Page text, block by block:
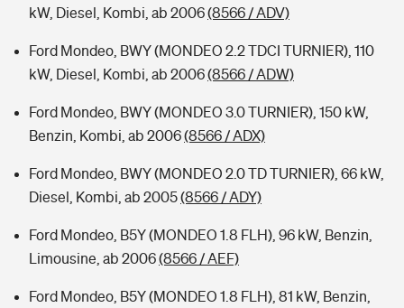
kW, Diesel, Kombi, ab 2006(8566 / ADV)
Ford Mondeo, BWY (MONDEO 2.2 TDCI TURNIER), 110
kW, Diesel, Kombi, ab 2006(8566 / ADW)
Ford Mondeo, BWY (MONDEO 3.0 TURNIER), 150 kW,
Benzin, Kombi, ab 2006(8566 / ADX)
Ford Mondeo, BWY (MONDEO 2.0 TD TURNIER), 66 kW,
Diesel, Kombi, ab 2005(8566 / ADY)
Ford Mondeo, B5Y (MONDEO 1.8 FLH), 96 kW, Benzin,
Limousine, ab 2006(8566 / AEF)
Ford Mondeo, B5Y (MONDEO 1.8 FLH), 81 kW, Benzin,